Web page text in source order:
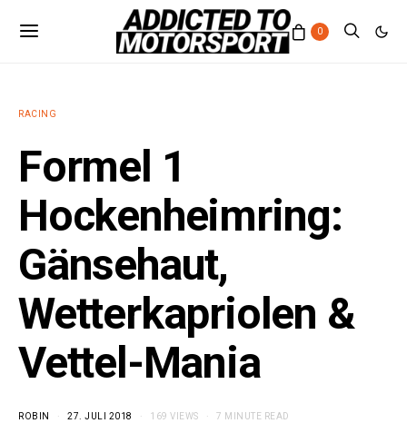
0
RACING
Formel 1
Hockenheimring:
Gänsehaut,
Wetterkapriolen &
Vettel-Mania
ROBIN 27. JULI 2018 169 VIEWS 7 MINUTE READ